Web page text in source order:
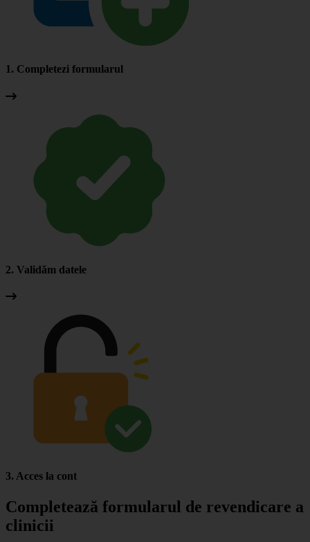
1. Completezi formularul
2. Validăm datele
3. Acces la cont
Completează formularul de revendicare a
clinicii